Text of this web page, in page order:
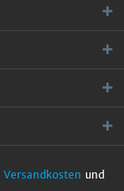
Versandkosten und